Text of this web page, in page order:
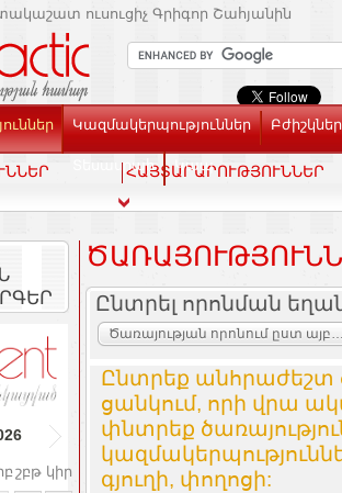
ուսուցիչ Գրիգոր Շահյանին
Կազմակերպություններ Բժիշկներ
Տեսասրահ Կապ
ՀԱՅՏԱՐԱՐՈՒԹՅՈՒՆՆԵՐ
շբթ կիր
Ընտրել որոնման
Ծառայության որոնում ըստ
Ընտրեք անհրաժեշտ
ցանկում, որի վրա
փնտրեք
գյուղի, փողոցի: